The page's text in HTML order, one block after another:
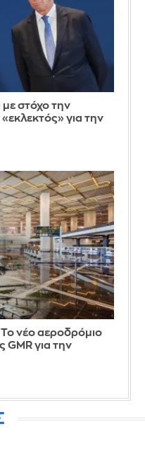
στόχο την
για την
νέο αεροδρόμιο
GMR για την